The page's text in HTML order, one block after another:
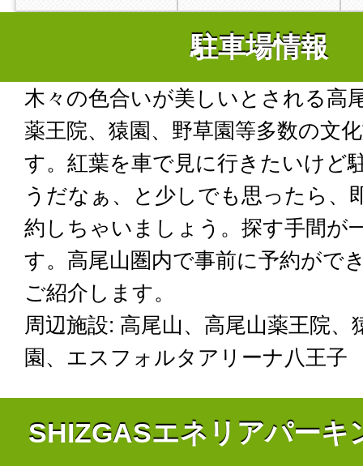
駐車場情報
木々の色合いが美しいとされる高
薬王院、猿園、野草園等多数の文
す。紅葉を車で見に行きたいけど
うだなぁ、と少しでも思ったら、
約しちゃいましょう。探す手間が
す。高尾山圏内で事前に予約がで
ご紹介します。
周辺施設: 高尾山、高尾山薬王院、
園、エスフォルタアリーナ八王子
SHIZGASエネリアパーキ